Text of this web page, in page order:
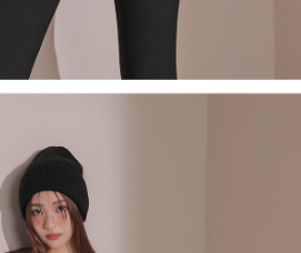
Ansuran Gogo】
oleh Taiwan Mobile, pengguna telefon
tanpa perlu memohon lagi.
peribadi, tidak terbuka untuk syarikat
automatik dialihkan ke proses
nombor telefon, pilih bilangan
pembayaran, dan setelah
akan selesai.
bilangan ansuran dan jumlah bayaran
pengesahan transaksi seterusnya.
cs_tw@netprotections.co.jp
mengenai pemprosesan dan
Jika anda tidak bersetuju dengan data